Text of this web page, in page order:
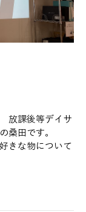
課後等デイサ
の桑田です。
きな物について